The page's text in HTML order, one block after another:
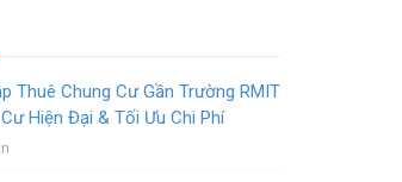
Thuê Chung Cư Gần Trường RMIT
Hiện Đại & Tối Ưu Chi Phí